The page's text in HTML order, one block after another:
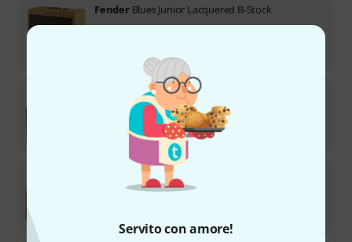
Servito con amore!
Fender Blues Junior Lacquered B-Stock
AC15 C1X Bundle
Disponibile
1.125
Blues Junior Lacquered Bundle
1.099